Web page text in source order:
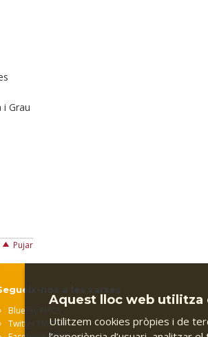
Grau
Pujar
nos a les xarxes
Bluesky FMCS
Twitter FMCS
Aquest lloc web utilitza
Utilitzem cookies pròpies i de